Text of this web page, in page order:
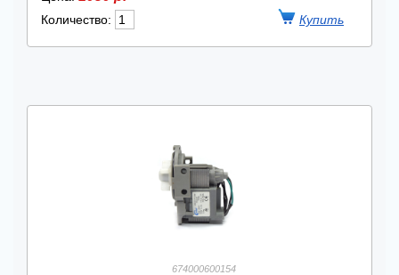
Количество:
674000600154